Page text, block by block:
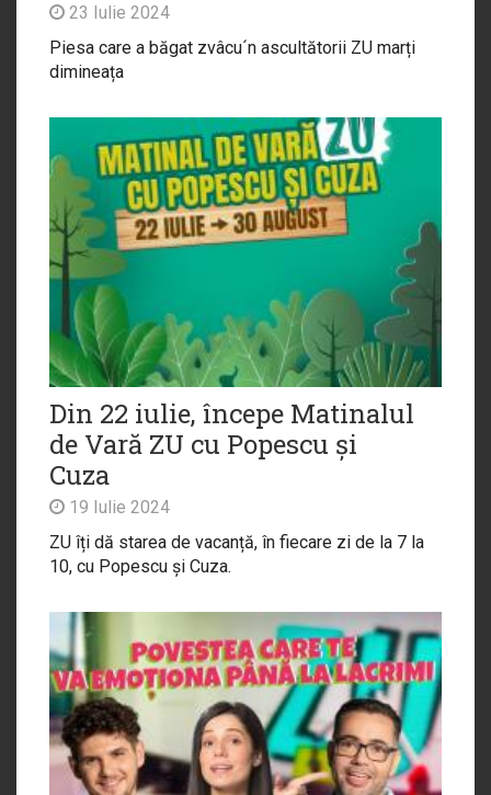
23 Iulie 2024
Piesa care a băgat zvâcu´n ascultătorii ZU marți
dimineața
Din 22 iulie, începe Matinalul
de Vară ZU cu Popescu și
Cuza
19 Iulie 2024
ZU îți dă starea de vacanță, în fiecare zi de la 7 la
10, cu Popescu și Cuza.